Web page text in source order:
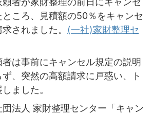
ところ、見積額の50％をキャンセ
されました。 (一社)家財整理セ
者は事前にキャンセル規定の説明
、突然の高額請求に戸惑い、ト
ました。
団法人 家財整理センター「キャン